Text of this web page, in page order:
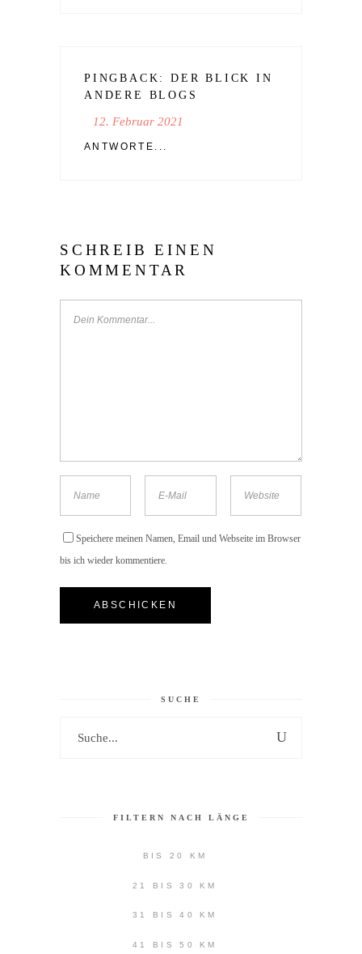
PINGBACK:DER BLICK IN
ANDERE BLOGS
12. Februar 2021
ANTWORTE...
SCHREIB EINEN
KOMMENTAR
Speichere meinen Namen, Email und Webseite im Browser
bis ich wieder kommentiere.
SUCHE
FILTERN NACH LÄNGE
BIS 20 KM
21 BIS 30 KM
31 BIS 40 KM
41 BIS 50 KM